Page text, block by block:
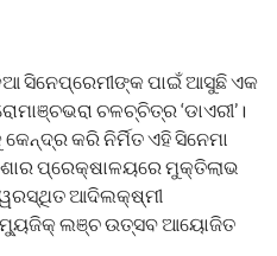
ସିନେପ୍ରେମୀଙ୍କ ପାଇଁ ଆସୁଛି ଏକ
ଚଳଚ୍ଚିତ୍ର ‘ଡାଏରୀ’।
କରି ନିର୍ମିତ ଏହି ସିନେମା
ପ୍ରେକ୍ଷାଳୟରେ ମୁକ୍ତିଲାଭ
ଆଦିଲକ୍ଷ୍ମୀ
ଲଞ୍ଚ ଉତ୍ସବ ଆୟୋଜିତ